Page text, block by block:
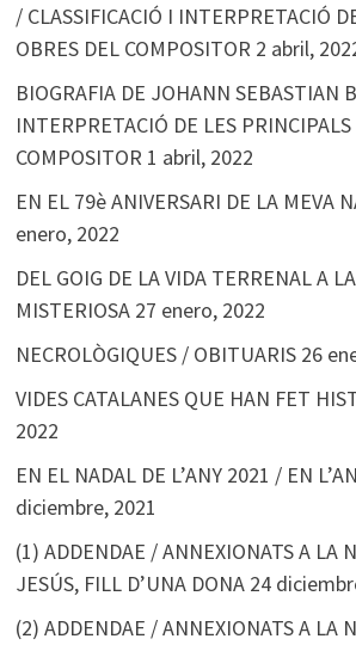
/ CLASSIFICACIÓ I INTERPRETACIÓ
OBRES DEL COMPOSITOR 2 abril,
BIOGRAFIA DE JOHANN SEBASTIAN
INTERPRETACIÓ DE LES
COMPOSITOR 1 abril, 2022
EN EL 79è ANIVERSARI DE LA MEVA
enero, 2022
DEL GOIG DE LA VIDA TERRENAL A
MISTERIOSA 27 enero, 2022
NECROLÒGIQUES / OBITUARIS 26
VIDES CATALANES QUE HAN FET
2022
EN EL NADAL DE L’ANY 2021 / EN
diciembre, 2021
(1) ADDENDAE / ANNEXIONATS A LA
JESÚS, FILL D’UNA DONA 24
(2) ADDENDAE / ANNEXIONATS A LA